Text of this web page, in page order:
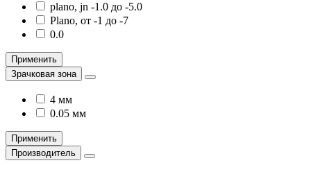
plano, jn -1.0 до -5.0
Plano, от -1 до -7
0.0
Применить
Зрачковая зона
4 мм
0.05 мм
Применить
Производитель